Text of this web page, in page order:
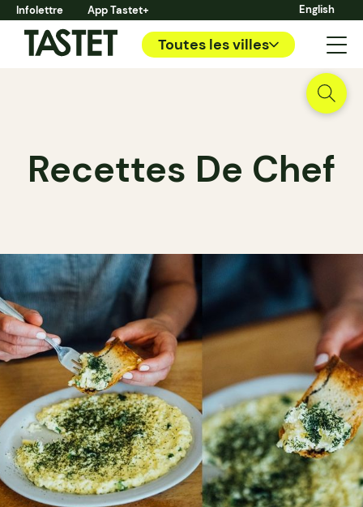
Infolettre App Tastet+ English
Toutes les villes
Recettes De Chef